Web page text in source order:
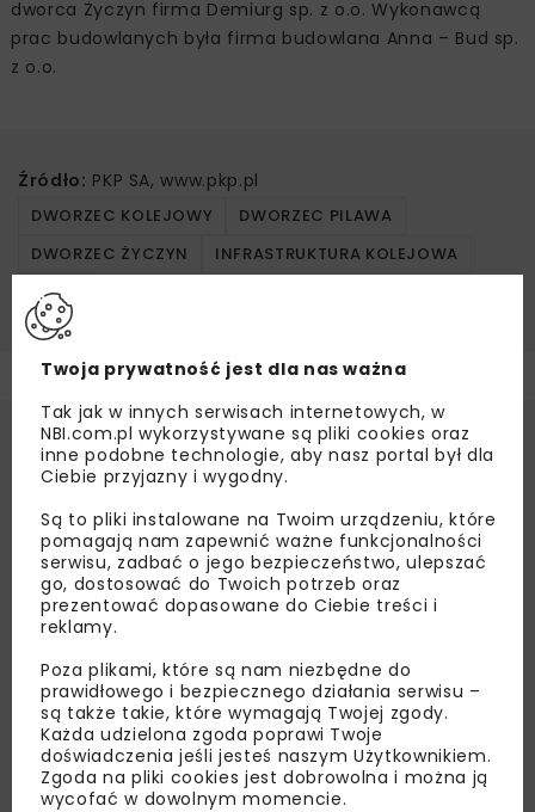
dworca Życzyn firma Demiurg sp. z o.o. Wykonawcą
prac budowlanych była firma budowlana Anna – Bud sp.
z o.o.
Źródło: PKP SA, www.pkp.pl
DWORZEC KOLEJOWY
DWORZEC PILAWA
DWORZEC ŻYCZYN
INFRASTRUKTURA KOLEJOWA
KOLEJ
Twoja prywatność jest dla nas ważna
Tak jak w innych serwisach internetowych, w
NBI.com.pl wykorzystywane są pliki cookies oraz
inne podobne technologie, aby nasz portal był dla
Ciebie przyjazny i wygodny.
Są to pliki instalowane na Twoim urządzeniu, które
pomagają nam zapewnić ważne funkcjonalności
serwisu, zadbać o jego bezpieczeństwo, ulepszać
go, dostosować do Twoich potrzeb oraz
prezentować dopasowane do Ciebie treści i
reklamy.
Poza plikami, które są nam niezbędne do
prawidłowego i bezpiecznego działania serwisu –
są także takie, które wymagają Twojej zgody.
Każda udzielona zgoda poprawi Twoje
doświadczenia jeśli jesteś naszym Użytkownikiem.
Zgoda na pliki cookies jest dobrowolna i można ją
wycofać w dowolnym momencie.